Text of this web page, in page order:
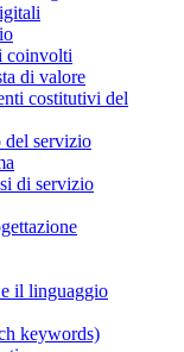
coinvolti
di valore
costitutivi del
del servizio
di servizio
il linguaggio
keywords)